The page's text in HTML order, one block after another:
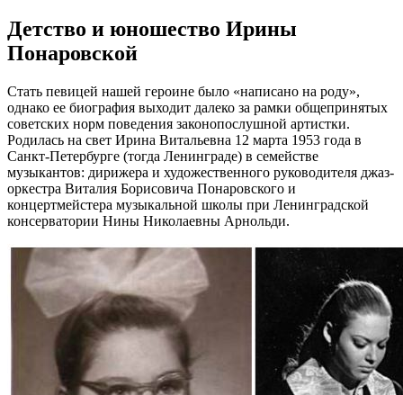
Детство и юношество Ирины
Понаровской
Стать певицей нашей героине было «написано на роду»,
однако ее биография выходит далеко за рамки общепринятых
советских норм поведения законопослушной артистки.
Родилась на свет Ирина Витальевна 12 марта 1953 года в
Санкт-Петербурге (тогда Ленинграде) в семействе
музыкантов: дирижера и художественного руководителя джаз-
оркестра Виталия Борисовича Понаровского и
концертмейстера музыкальной школы при Ленинградской
консерватории Нины Николаевны Арнольди.